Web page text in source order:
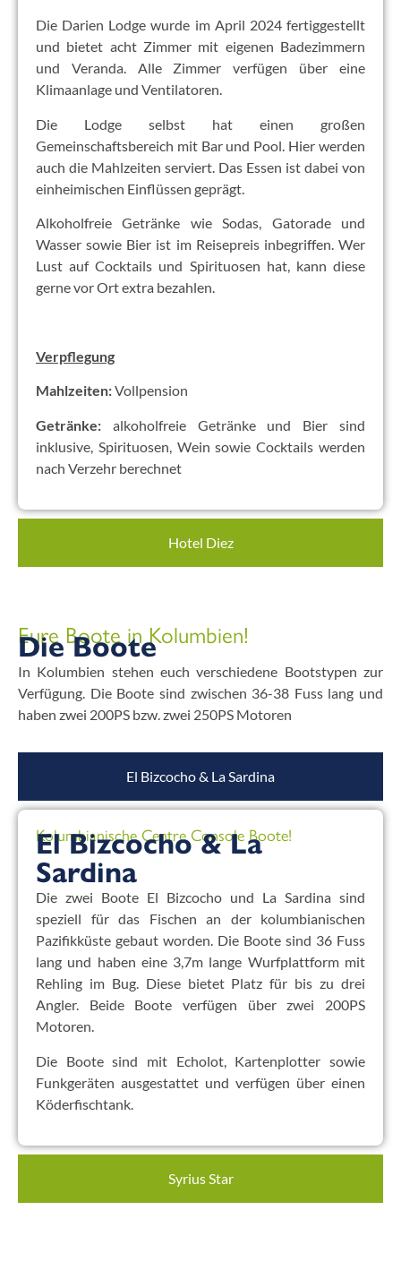
Hotel Diez
Die Darien Lodge wurde im April 2024 fertiggestellt
und bietet acht Zimmer mit eigenen Badezimmern
und Veranda. Alle Zimmer verfügen über eine
Klimaanlage und Ventilatoren.
Die Lodge selbst hat einen großen
Gemeinschaftsbereich mit Bar und Pool. Hier werden
auch die Mahlzeiten serviert. Das Essen ist dabei von
einheimischen Einflüssen geprägt.
Alkoholfreie Getränke wie Sodas, Gatorade und
Wasser sowie Bier ist im Reisepreis inbegriffen. Wer
Lust auf Cocktails und Spirituosen hat, kann diese
gerne vor Ort extra bezahlen.
Verpflegung
Mahlzeiten:Vollpension
Getränke: alkoholfreie Getränke und Bier sind
inklusive, Spirituosen, Wein sowie Cocktails werden
nach Verzehr berechnet
Eure Boote in Kolumbien!
Die Boote
In Kolumbien stehen euch verschiedene Bootstypen zur
Verfügung. Die Boote sind zwischen 36-38 Fuss lang und
haben zwei 200PS bzw. zwei 250PS Motoren
El Bizcocho & La Sardina
Syrius Star
Kolumbianische Centre Console Boote!
El Bizcocho & La
Sardina
Die zwei Boote El Bizcocho und La Sardina sind
speziell für das Fischen an der kolumbianischen
Pazifikküste gebaut worden. Die Boote sind 36 Fuss
lang und haben eine 3,7m lange Wurfplattform mit
Rehling im Bug. Diese bietet Platz für bis zu drei
Angler. Beide Boote verfügen über zwei 200PS
Motoren.
Die Boote sind mit Echolot, Kartenplotter sowie
Funkgeräten ausgestattet und verfügen über einen
Köderfischtank.